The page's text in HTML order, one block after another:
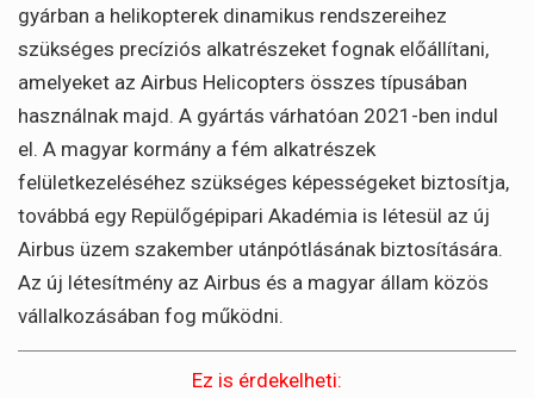
gyárban a helikopterek dinamikus rendszereihez
szükséges precíziós alkatrészeket fognak előállítani,
amelyeket az Airbus Helicopters összes típusában
használnak majd. A gyártás várhatóan 2021-ben indul
el. A magyar kormány a fém alkatrészek
felületkezeléséhez szükséges képességeket biztosítja,
továbbá egy Repülőgépipari Akadémia is létesül az új
Airbus üzem szakember utánpótlásának biztosítására.
Az új létesítmény az Airbus és a magyar állam közös
vállalkozásában fog működni.
Ez is érdekelheti: